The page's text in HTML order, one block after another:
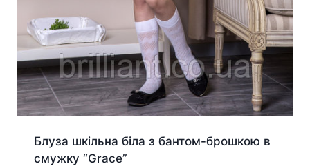
Блуза шкільна біла з бантом-брошкою в
смужку “Grace”